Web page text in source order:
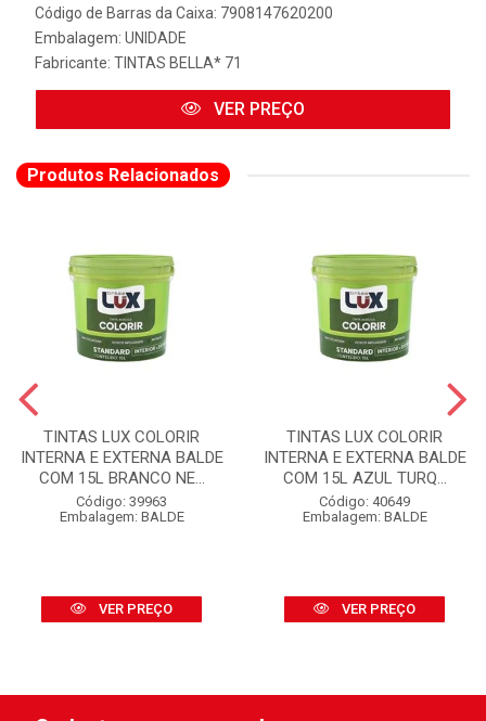
Código de Barras da Caixa: 7908147620200
Embalagem: UNIDADE
Fabricante: TINTAS BELLA* 71
VER PREÇO
Produtos Relacionados
TINTAS LUX COLORIR
INTERNA E EXTERNA BALDE
COM 15L BRANCO NE...
Código: 39963
Embalagem: BALDE
VER PREÇO
TINTAS LUX COLORIR
INTERNA E EXTERNA BALDE
COM 15L AZUL TURQ...
Código: 40649
Embalagem: BALDE
VER PREÇO